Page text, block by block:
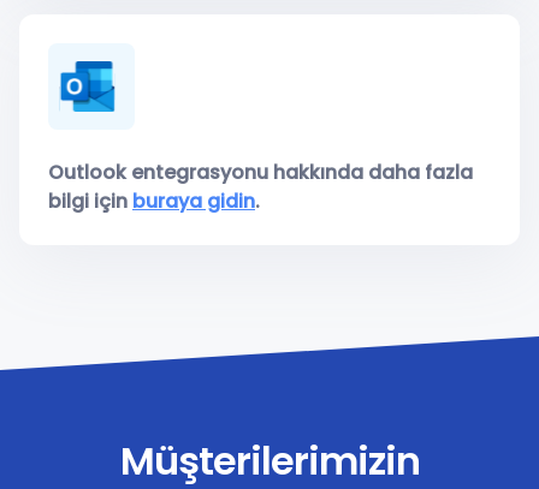
Outlook entegrasyonu hakkında daha fazla
bilgi için buraya gidin.
Müşterilerimizin